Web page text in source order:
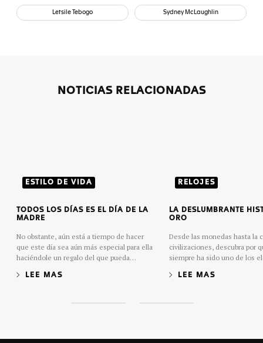
Letsile Tebogo Sydney McLaughlin
NOTICIAS RELACIONADAS
TODOS LOS DÍAS ES EL DÍA DE LA
MADRE
No obstante, aún está a tiempo de hacer
que este día sea aún más especial para ella
haciéndole un regalo del que pueda
colecciones y descubra el reloj ideal para las
LEE MAS
ESTILO DE VIDA
LA DESLUMBRANTE
ORO
Desde las monedas hasta la
civilizaciones, descubra por
siempre ha sido uno de los
LEE MAS
RELOJES
d
d